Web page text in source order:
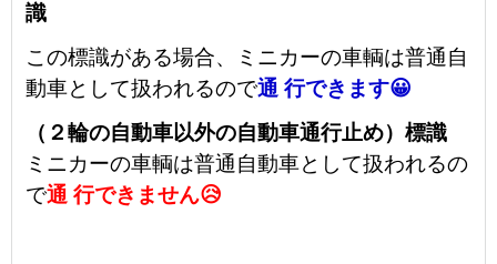
識
この標識がある場合、ミニカーの車輌は普通自
動車として扱われるので通 行できます😀
（２輪の自動車以外の自動車通行止め）標識
ミニカーの車輌は普通自動車として扱われるの
で通 行できません😥